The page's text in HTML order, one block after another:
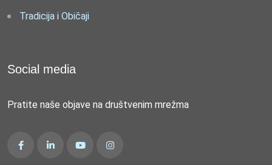
Tradicija i Običaji
Social media
Pratite naše objave na društvenim mrežma